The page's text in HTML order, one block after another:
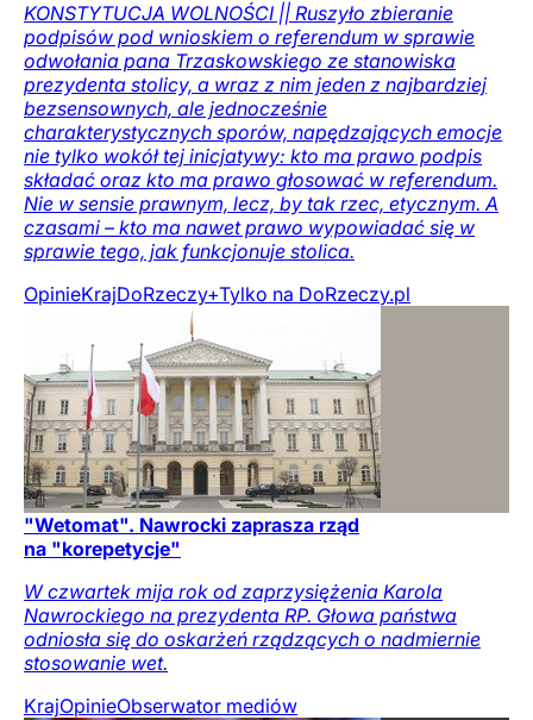
KONSTYTUCJA WOLNOŚCI || Ruszyło zbieranie
podpisów pod wnioskiem o referendum w sprawie
odwołania pana Trzaskowskiego ze stanowiska
prezydenta stolicy, a wraz z nim jeden z najbardziej
bezsensownych, ale jednocześnie
charakterystycznych sporów, napędzających emocje
nie tylko wokół tej inicjatywy: kto ma prawo podpis
składać oraz kto ma prawo głosować w referendum.
Nie w sensie prawnym, lecz, by tak rzec, etycznym. A
czasami – kto ma nawet prawo wypowiadać się w
sprawie tego, jak funkcjonuje stolica.
OpinieKrajDoRzeczy+Tylko na DoRzeczy.pl
"Wetomat". Nawrocki zaprasza rząd
na "korepetycje"
W czwartek mija rok od zaprzysiężenia Karola
Nawrockiego na prezydenta RP. Głowa państwa
odniosła się do oskarżeń rządzących o nadmiernie
stosowanie wet.
KrajOpinieObserwator mediów